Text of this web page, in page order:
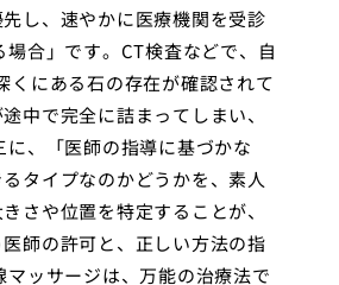
し、速やかに医療機関を受診
合」です。CT検査などで、自
にある石の存在が確認されて
中で完全に詰まってしまい、
、「医師の指導に基づかな
タイプなのかどうかを、素人
さや位置を特定することが、
師の許可と、正しい方法の指
ッサージは、万能の治療法で